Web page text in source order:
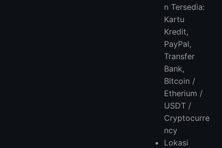
n Tersedia:
Kartu
Kredit,
PayPal,
Transfer
Bank,
Bitcoin /
Etherium /
USDT /
Cryptocurre
ncy
Lokasi